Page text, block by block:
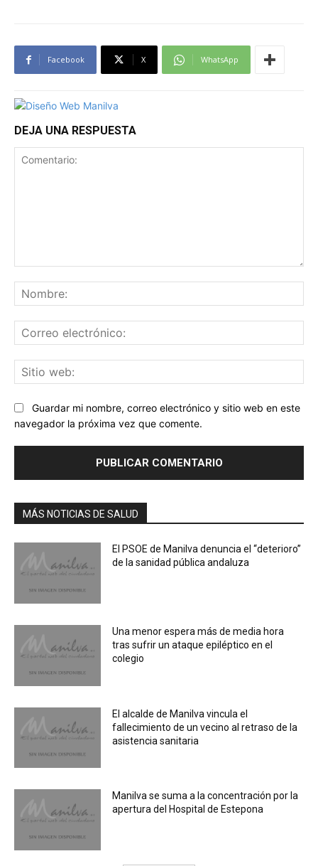
Facebook X WhatsApp
DEJA UNA RESPUESTA
Guardar mi nombre, correo electrónico y sitio web en este
navegador la próxima vez que comente.
MÁS NOTICIAS DE SALUD
El PSOE de Manilva denuncia el “deterioro”
de la sanidad pública andaluza
Una menor espera más de media hora
tras sufrir un ataque epiléptico en el
colegio
El alcalde de Manilva vincula el
fallecimiento de un vecino al retraso de la
asistencia sanitaria
Manilva se suma a la concentración por la
apertura del Hospital de Estepona